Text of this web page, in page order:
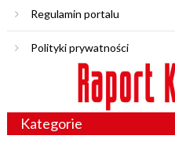
Regulamin portalu
Polityki prywatności
Kategorie